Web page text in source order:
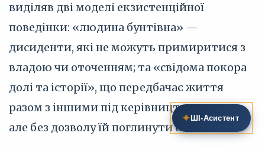
виділяв дві моделі екзистенційної
поведінки: «людина бунтівна» —
дисиденти, які не можуть примиритися з
владою чи оточенням; та «свідома покора
долі та історії», що передбачає життя
разом з іншими під керівництвом влади,
але без дозволу їй поглинути себе.
✦ ШІ‑Асистент